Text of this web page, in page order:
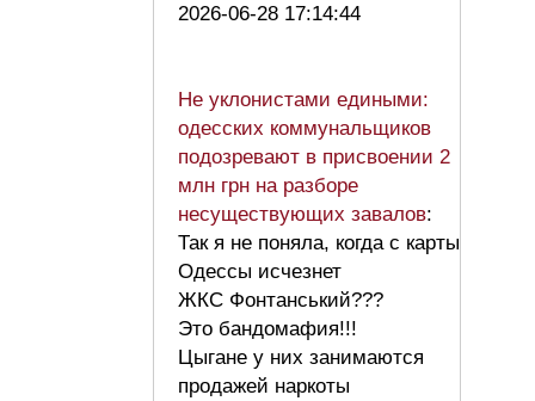
2026-06-28 17:14:44
Не уклонистами едиными:
одесских коммунальщиков
подозревают в присвоении 2
млн грн на разборе
несуществующих завалов:
Так я не поняла, когда с карты
Одессы исчезнет
ЖКС Фонтанський???
Это бандомафия!!!
Цыгане у них занимаются
продажей наркоты